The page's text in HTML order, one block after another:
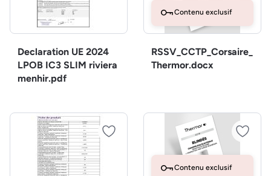
Declaration UE 2024
LPOB IC3 SLIM riviera
menhir.pdf
Contenu exclusif
RSSV_CCTP_Corsaire_
Thermor.docx
Contenu exclusif